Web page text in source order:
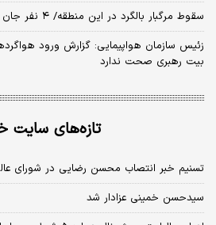
سقوط مرگبار بالگرد در این منطقه/ ۴ نفر جان باختند
بیت رهبری صحت ندارد
تازه‌های سایت
تسنیم خبر انتصاب محسن رضایی در شورای
سیدحسن خمینی عزادار شد